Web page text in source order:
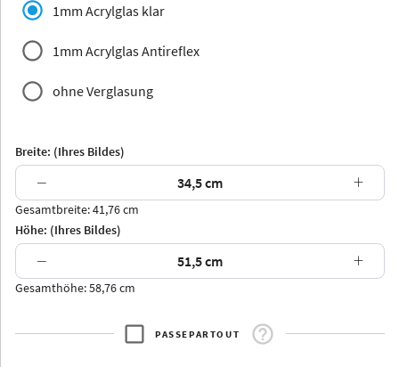
Jersey Dauphine
Arran Luzern
Thurgau
1mm Acrylglas klar
1mm Acrylglas Antireflex
ohne Verglasung
Breite: (Ihres Bildes)
− +
Gesamtbreite: 41,76 cm
Höhe: (Ihres Bildes)
− +
Gesamthöhe: 58,76 cm
PASSEPARTOUT